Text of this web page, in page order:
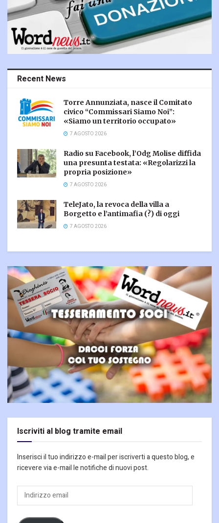
Recent News
Torre Annunziata, nasce il Comitato
civico “Commissari Siamo Noi”:
«Siamo un territorio occupato»
7 AGOSTO 2026
Radio su Facebook, l’Odg Molise diffida
una presunta testata: «Regolarizzi la
propria posizione»
7 AGOSTO 2026
TeleJato, la revoca della villa a
Borgetto e l’antimafia (?) di oggi
7 AGOSTO 2026
Iscriviti al blog tramite email
Inserisci il tuo indirizzo e-mail per iscriverti a questo blog, e
ricevere via e-mail le notifiche di nuovi post.
Indirizzo
email